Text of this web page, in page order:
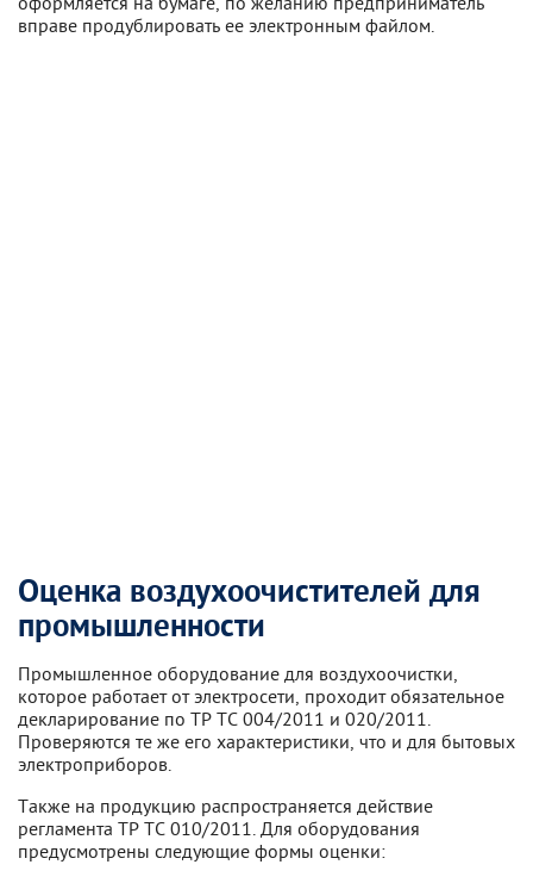
вправе продублировать ее электронным файлом.
Оценка воздухоочистителей для
промышленности
Промышленное оборудование для воздухоочистки,
которое работает от электросети, проходит обязательное
декларирование по ТР ТС 004/2011 и 020/2011.
Проверяются те же его характеристики, что и для бытовых
электроприборов.
Также на продукцию распространяется действие
регламента ТР ТС 010/2011. Для оборудования
предусмотрены следующие формы оценки: